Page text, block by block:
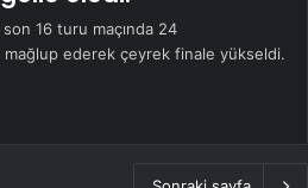
16 turu maçında 24
ederek çeyrek finale yükseldi.